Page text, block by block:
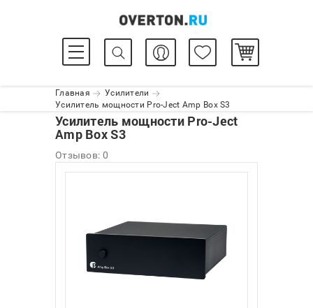
Главная
Усилители
Усилитель мощности Pro-Ject Amp Box S3
Усилитель мощности Pro-Ject
Amp Box S3
Отзывов: 0